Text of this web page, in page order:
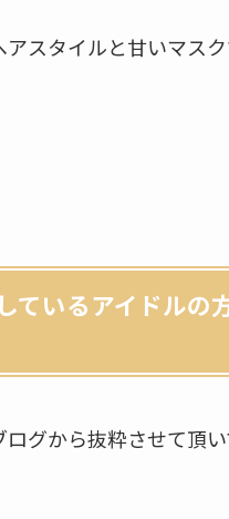
アスタイルと甘いマス
ているアイドルの
グから抜粋させて頂